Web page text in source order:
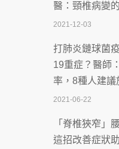
智慧 醫療布局
2026-07-06
【115年臺北市
一手刮」】 宣導
2026-07-02
2026-07-02
醫：頸椎病變
2021-12-03
打肺炎鏈球菌
19重症？醫師
率，8種人建議
2021-06-22
「脊椎狹窄
這招改善症狀